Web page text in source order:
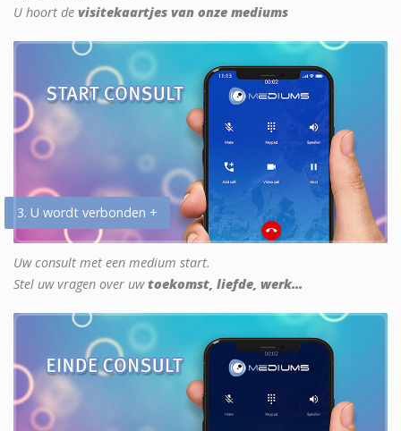
U hoort de visitekaartjes van onze mediums
3. U wordt verbonden +
Uw consult met een medium start.
Stel uw vragen over uwtoekomst, liefde, werk...